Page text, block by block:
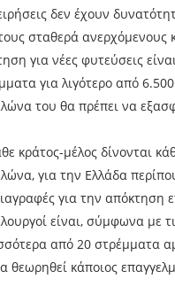
δεν έχουν
σταθερά ανερχόμενους
για νέες φυτεύσεις
για λιγότερο από
του θα πρέπει να
κράτος-μέλος δίνονται
για την Ελλάδα
για την απόκτηση
είναι, σύμφωνα με
από 20 στρέμματα
θεωρηθεί κάποιος